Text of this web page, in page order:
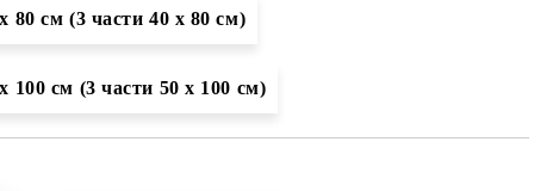
80 см (3 части 40 х 80 см)
100 см (3 части 50 х 100 см)